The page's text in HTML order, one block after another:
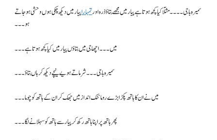
سمیرہ باجی۔۔۔۔ مثلآ کیا کچھ ہوتا ہے پیار میں مجھے بتاؤ ذرہ اورتمہاراپیار میں دیکھ چکی ہوں وحشی ہو جاتے
ہو۔۔۔
میں۔۔۔ اچھا جی میں بتاؤں پیار میں کیا کچھ ہوتا ہے ۔۔۔
سمیرہ باجی۔۔۔ شرماتے ہویے نیچے دیکھ کر ہاں بتاؤ۔۔۔
میں نے ان کا ہاتھ پکڑا بڑے رومانٹک انداز میں جھک کر ان کے ہاتھ کو چوما۔۔۔
پھر ہاتھ پر اپنا ہاتھ رکھ کر پیار سے ہاتھ کو سہلانے لگا ۔۔۔